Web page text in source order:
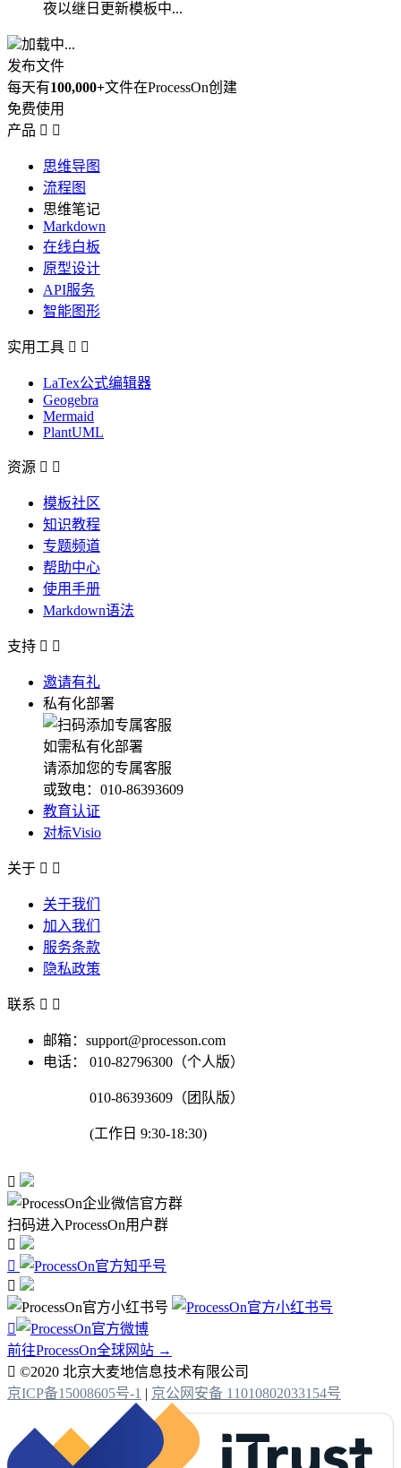
夜以继日更新模板中...
加载中...
发布文件
每天有100,000+文件在ProcessOn创建
免费使用
产品  
思维导图
流程图
思维笔记
Markdown
在线白板
原型设计
API服务
智能图形
实用工具  
LaTex公式编辑器
Geogebra
Mermaid
PlantUML
资源  
模板社区
知识教程
专题频道
帮助中心
使用手册
Markdown语法
支持  
邀请有礼
私有化部署
如需私有化部署
请添加您的专属客服
或致电：010-86393609
教育认证
对标Visio
关于  
关于我们
加入我们
服务条款
隐私政策
联系  
邮箱：support@processon.com
电话：
010-82796300（个人版）
010-86393609（团队版）
(工作日 9:30-18:30)

扫码进入ProcessOn用户群




前往ProcessOn全球网站 →
 ©2020 北京大麦地信息技术有限公司
京ICP备15008605号-1 | 京公网安备 11010802033154号